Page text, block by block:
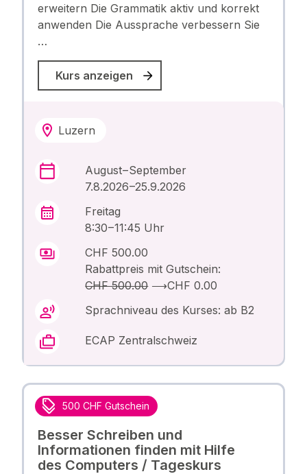
erweitern Die Grammatik aktiv und korrekt
anwenden Die Aussprache verbessern Sie
…
Kurs anzeigen
Luzern
August – September
7.8.2026 –25.9.2026
Freitag
8:30 – 11:45 Uhr
CHF 500.00
Rabattpreis mit Gutschein:
CHF 500.00⟶CHF 0.00
Sprachniveau des Kurses: ab B2
ECAP Zentralschweiz
500 CHF Gutschein
Besser Schreiben und
Informationen finden mit Hilfe
des Computers / Tageskurs